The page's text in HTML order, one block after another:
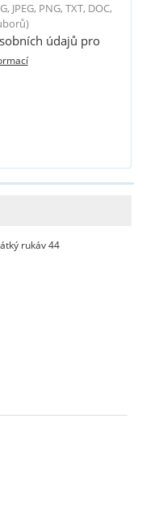
JPEG, PNG, TXT, DOC,
údajů pro
rukáv 44